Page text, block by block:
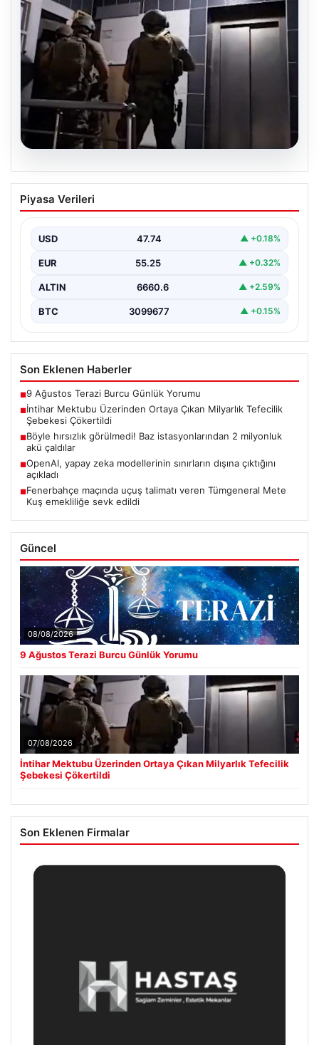
İntihar Mektubu Üzerinden Ortaya
Çıkan Milyarlık Tefecilik Şebekesi
Elazığ'da, tefecilere olan borçlarını belirten bir intihar
büyük çaplı…
Piyasa Verileri
USD 47.74 ▲ +0.18%
EUR 55.25 ▲ +0.32%
ALTIN 6660.6 ▲ +2.59%
BTC 3099677 ▲ +0.15%
Son Eklenen Haberler
■9 Ağustos Terazi Burcu Günlük Yorumu
■İntihar Mektubu Üzerinden Ortaya Çıkan Milyarlık Tefecilik
Şebekesi Çökertildi
■Böyle hırsızlık görülmedi! Baz istasyonlarından 2 milyonluk
akü çaldılar
■OpenAI, yapay zeka modellerinin sınırların dışına çıktığını
açıkladı
■Fenerbahçe maçında uçuş talimatı veren Tümgeneral Mete
Kuş emekliliğe sevk edildi
Güncel
08/08/2026
9 Ağustos Terazi Burcu Günlük Yorumu
07/08/2026
İntihar Mektubu Üzerinden Ortaya Çıkan Milyarlık Tefecilik
Şebekesi Çökertildi
Son Eklenen Firmalar